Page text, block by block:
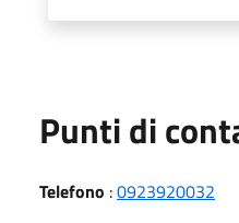
Punti di
Telefono :0923920032